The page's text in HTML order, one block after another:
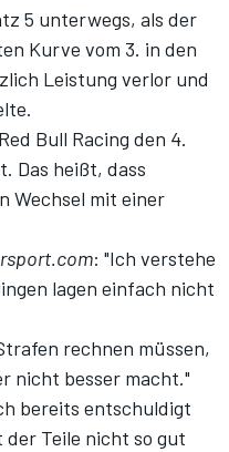
5 unterwegs, als der
Kurve vom 3. in den
Leistung verlor und
Bull Racing den 4.
Das heißt, dass
Wechsel mit einer
: "Ich verstehe
lagen einfach nicht
rechnen müssen,
nicht besser macht."
bereits entschuldigt
Teile nicht so gut